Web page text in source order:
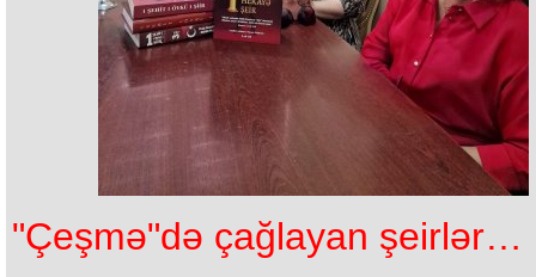
"Çeşmə"də çağlayan şeirlər…